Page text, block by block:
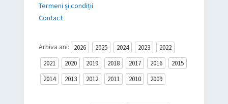
Termeni și condiții
Contact
Arhiva ani: 2026 2025 2024 2023
2022
2021
2020 2019 2018 2017 2016
2015
2014
2013 2012 2011 2010 2009